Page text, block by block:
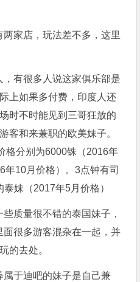
家店，玩法差不多，这里
，有很多人说这家俱乐部是
上如果多付费，印度人还
时不时能见到三哥狂放的
客和来兼职的欧美妹子。
格分别为6000铢（2016年
年10月价格）。3点钟有司
妹（2017年5月价格）
质量很不错的泰国妹子，
很多游客混杂在一起，并
的去处。
于迪吧的妹子是自己兼